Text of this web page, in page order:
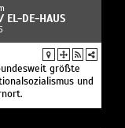
EL-DE-HAUS
größte
und